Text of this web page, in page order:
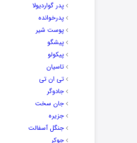
پدر گواردیولا
پدرخوانده
پوست شیر
پیشگو
پیکولو
تاسیان
تی ان تی
جادوگر
جان سخت
جزیره
جنگل آسفالت
جوکر